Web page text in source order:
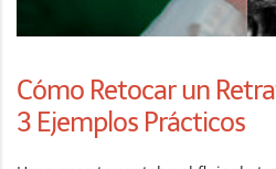
Cómo Retocar un
3 Ejemplos Prácticos